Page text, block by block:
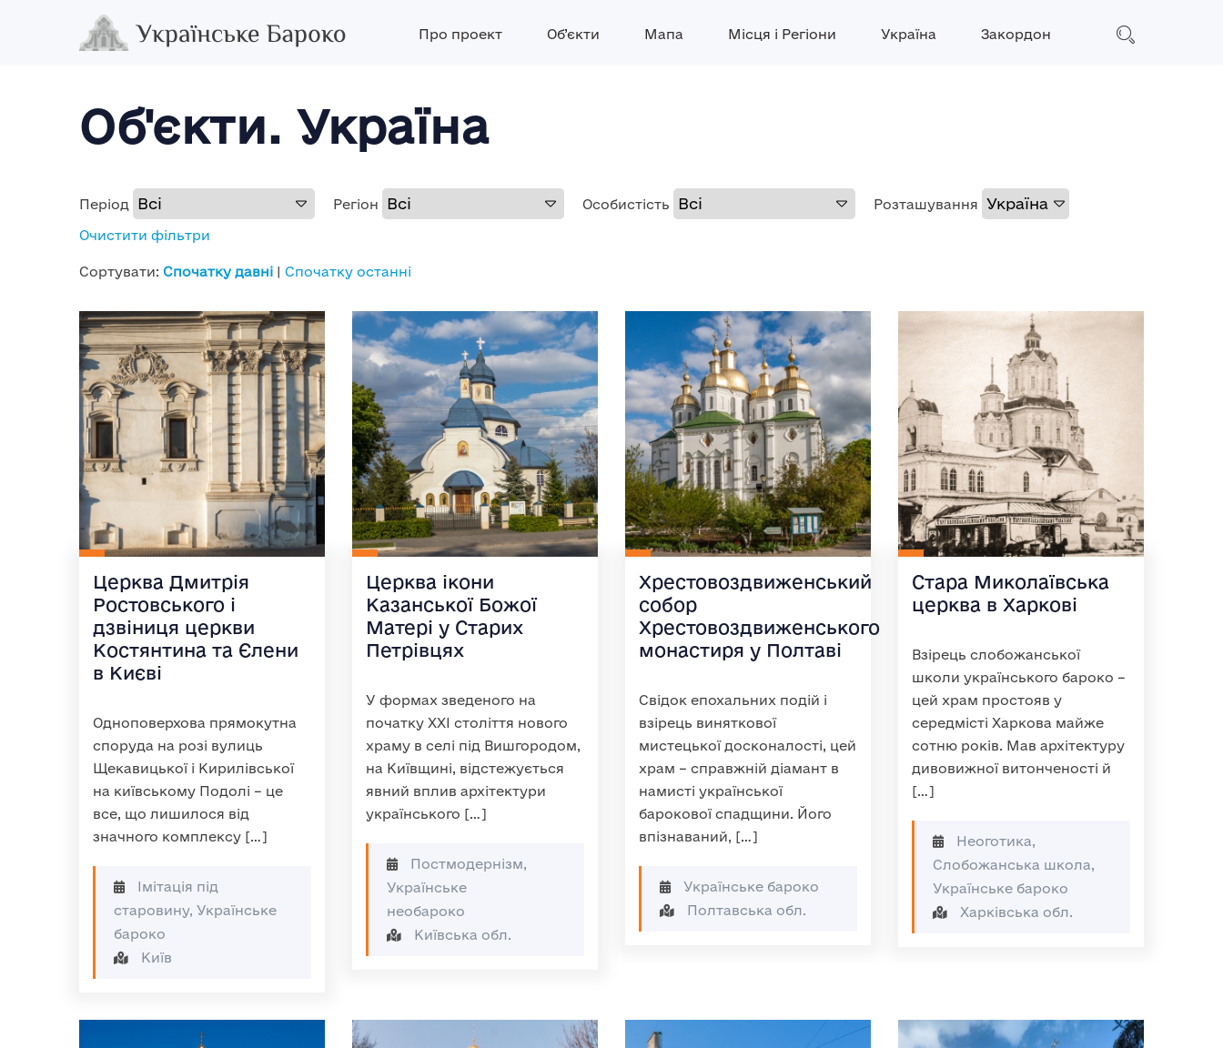
Про проект Об’єкти Мапа Місця і Регіони Україна Закордон
Об'єкти. Україна
Період Регіон Особистість
Розташування
Очистити фільтри
Сортувати: Спочатку давні | Спочатку останні
Церква Дмитрія
Ростовського і
дзвіниця церкви
Костянтина та Єлени
в Києві
Одноповерхова прямокутна
споруда на розі вулиць
Щекавицької і Кирилівської
на київському Подолі – це
все, що лишилося від
значного комплексу […]
Імітація під
старовину, Українське
бароко
Київ
Церква ікони
Казанської Божої
Матері у Старих
Петрівцях
У формах зведеного на
початку XXI століття нового
храму в селі під Вишгородом,
на Київщині, відстежується
явний вплив архітектури
українського […]
Постмодернізм,
Українське
необароко
Київська обл.
Хрестовоздвиженський
собор
Хрестовоздвиженського
монастиря у Полтаві
Свідок епохальних подій і
взірець виняткової
мистецької досконалості, цей
храм – справжній діамант в
намисті української
барокової спадщини. Його
впізнаваний, […]
Українське бароко
Полтавська обл.
Стара Миколаївська
церква в Харкові
Взірець слобожанської
школи українського бароко –
цей храм простояв у
середмісті Харкова майже
сотню років. Мав архітектуру
дивовижної витонченості й
[…]
Неоготика,
Слобожанська школа,
Українське бароко
Харківська обл.